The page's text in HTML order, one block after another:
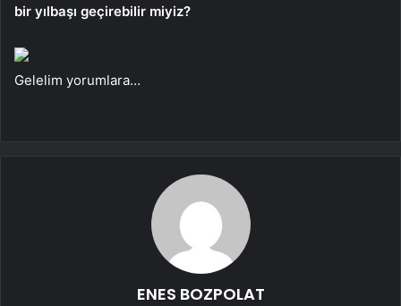
bir yılbaşı geçirebilir miyiz?
Gelelim yorumlara…
ENES BOZPOLAT